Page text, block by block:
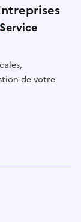
Service
de votre